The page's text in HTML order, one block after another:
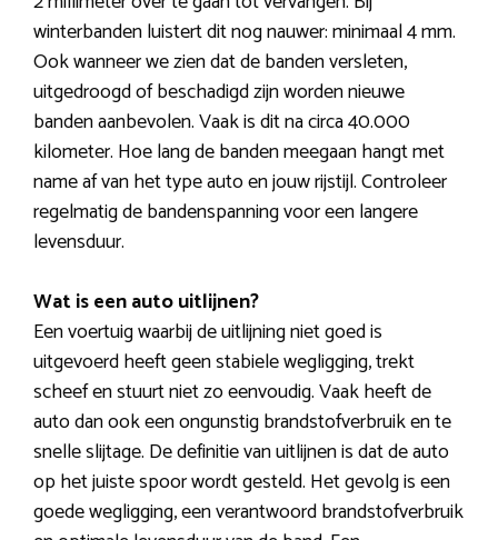
winterbanden luistert dit nog nauwer: minimaal 4 mm.
Ook wanneer we zien dat de banden versleten,
uitgedroogd of beschadigd zijn worden nieuwe
banden aanbevolen. Vaak is dit na circa 40.000
kilometer. Hoe lang de banden meegaan hangt met
name af van het type auto en jouw rijstijl. Controleer
regelmatig de bandenspanning voor een langere
levensduur.
Wat is een auto uitlijnen?
Een voertuig waarbij de uitlijning niet goed is
uitgevoerd heeft geen stabiele wegligging, trekt
scheef en stuurt niet zo eenvoudig. Vaak heeft de
auto dan ook een ongunstig brandstofverbruik en te
snelle slijtage. De definitie van uitlijnen is dat de auto
op het juiste spoor wordt gesteld. Het gevolg is een
goede wegligging, een verantwoord brandstofverbruik